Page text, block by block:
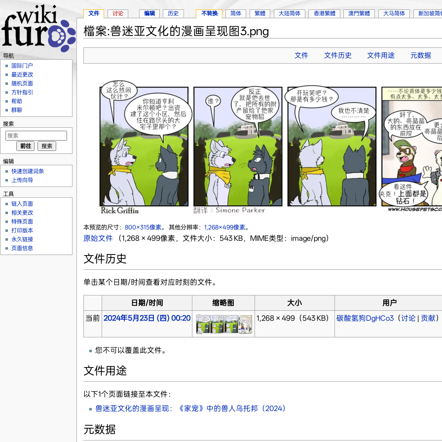
檔案:兽迷亚文化的漫画呈现图3.png
文件 文件历史 文件用途 元数据
本预览的尺寸： 800×315像素。 其他分辨率： 1,268×499像素。
原始文件‎ （1,268 × 499像素，文件大小：543 KB，MIME类型：image/png）
文件历史
单击某个日期/时间查看对应时刻的文件。
日期/时间 缩略图 大小
用户
当前 2024年5月23日 (四) 00:20 1,268 × 499（543 KB） 碳酸氢狗DgHCo3（讨论| 贡献
您不可以覆盖此文件。
文件用途
以下1个页面链接至本文件：
兽迷亚文化的漫画呈现：《家宠》中的兽人乌托邦（2024）
元数据
文件 讨论 编辑 历史 不转换 简体 繁體 大陆简体 香港繁體 澳門繁體 大马简体 新加坡简
导航
国际门户
最近更改
随机页面
方针指引
帮助
群聊
搜索
编辑
快速创建词条
上传向导
工具
链入页面
相关更改
特殊页面
打印版本
永久链接
页面信息